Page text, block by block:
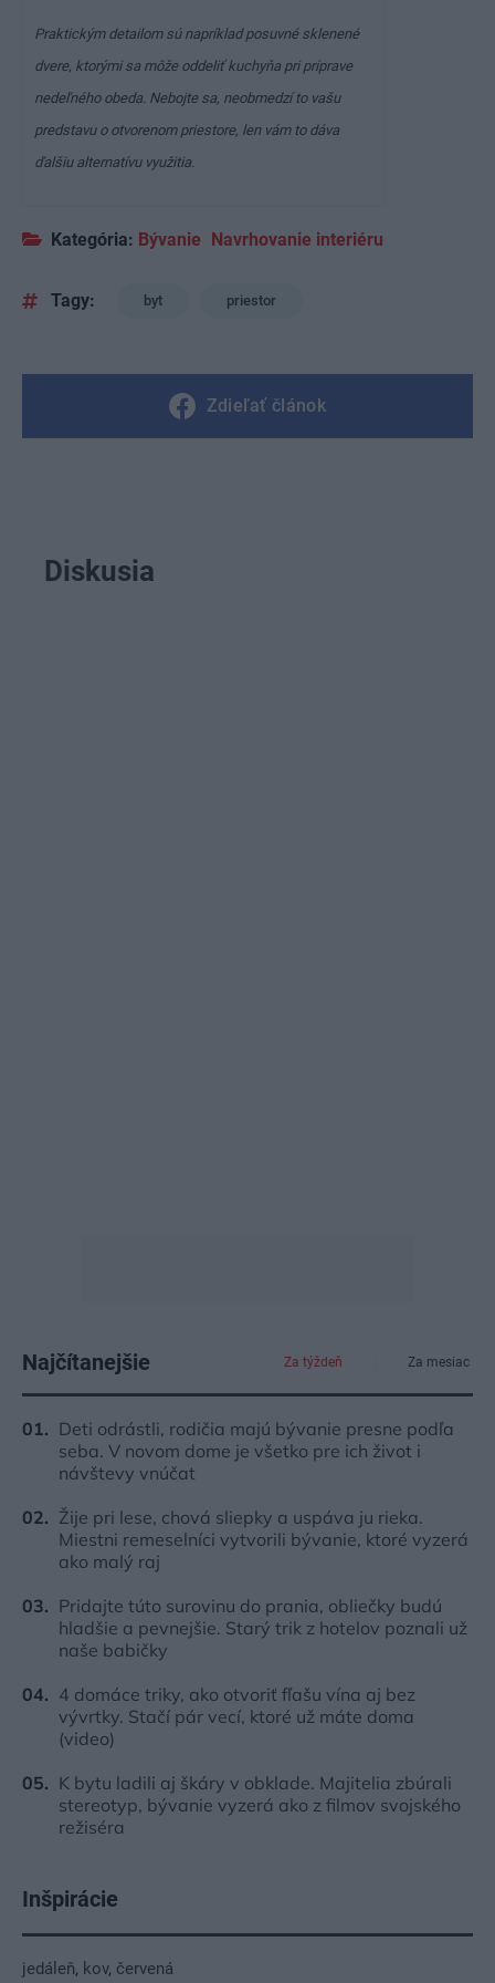
Praktickým detailom sú napríklad posuvné sklenené
dvere, ktorými sa môže oddeliť kuchyňa pri príprave
nedeľného obeda. Nebojte sa, neobmedzí to vašu
predstavu o otvorenom priestore, len vám to dáva
ďalšiu alternatívu využitia.
Kategória: Bývanie Navrhovanie interiéru
Tagy: byt priestor
Zdieľať článok
Diskusia
Najčítanejšie Za týždeň Za mesiac
Deti odrástli, rodičia majú bývanie presne podľa
seba. V novom dome je všetko pre ich život i
návštevy vnúčat
Žije pri lese, chová sliepky a uspáva ju rieka.
Miestni remeselníci vytvorili bývanie, ktoré vyzerá
ako malý raj
Pridajte túto surovinu do prania, obliečky budú
hladšie a pevnejšie. Starý trik z hotelov poznali už
naše babičky
4 domáce triky, ako otvoriť fľašu vína aj bez
vývrtky. Stačí pár vecí, ktoré už máte doma
(video)
K bytu ladili aj škáry v obklade. Majitelia zbúrali
stereotyp, bývanie vyzerá ako z filmov svojského
režiséra
Inšpirácie
jedáleň, kov, červená